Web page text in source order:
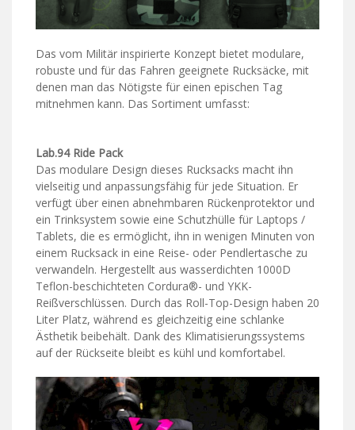
Das vom Militär inspirierte Konzept bietet modulare,
robuste und für das Fahren geeignete Rucksäcke, mit
denen man das Nötigste für einen epischen Tag
mitnehmen kann. Das Sortiment umfasst:
Lab.94 Ride Pack
Das modulare Design dieses Rucksacks macht ihn
vielseitig und anpassungsfähig für jede Situation. Er
verfügt über einen abnehmbaren Rückenprotektor und
ein Trinksystem sowie eine Schutzhülle für Laptops /
Tablets, die es ermöglicht, ihn in wenigen Minuten von
einem Rucksack in eine Reise- oder Pendlertasche zu
verwandeln. Hergestellt aus wasserdichten 1000D
Teflon-beschichteten Cordura®- und YKK-
Reißverschlüssen. Durch das Roll-Top-Design haben 20
Liter Platz, während es gleichzeitig eine schlanke
Ästhetik beibehält. Dank des Klimatisierungssystems
auf der Rückseite bleibt es kühl und komfortabel.